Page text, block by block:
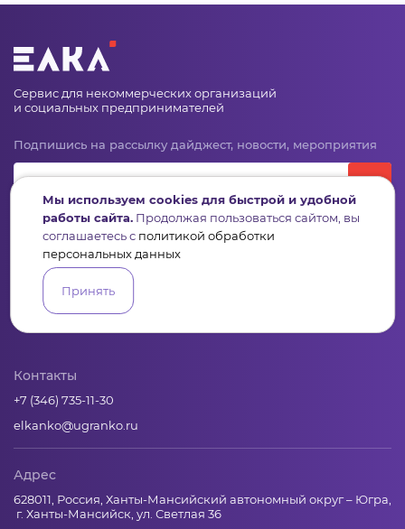
Сервис для некоммерческих организаций
и социальных предпринимателей
Подпишись на рассылку дайджест, новости, мероприятия
Конкурсы
АналитикаБаза знаний
Контакты
+7 (346) 735-11-30
elkanko@ugranko.ru
Адрес
628011, Россия, Ханты-Мансийский автономный округ – Югра,
г. Ханты-Мансийск, ул. Светлая 36
Мы используем cookies для быстрой и удобной
работы сайта. Продолжая пользоваться сайтом, вы
соглашаетесь с политикой обработки
персональных данных
Принять